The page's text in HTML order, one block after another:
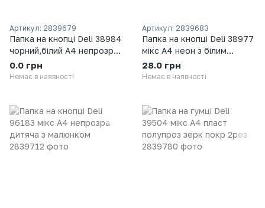
Артикул: 2839679
Папка на кнопці Deli 38984
чорний,білий А4 непрозр
"Паралель"
0.0 грн
Немає в наявності
Артикул: 2839683
Папка на кнопці Deli 38977
мікс А4 неон з білим
клапаном
28.0 грн
Немає в наявності